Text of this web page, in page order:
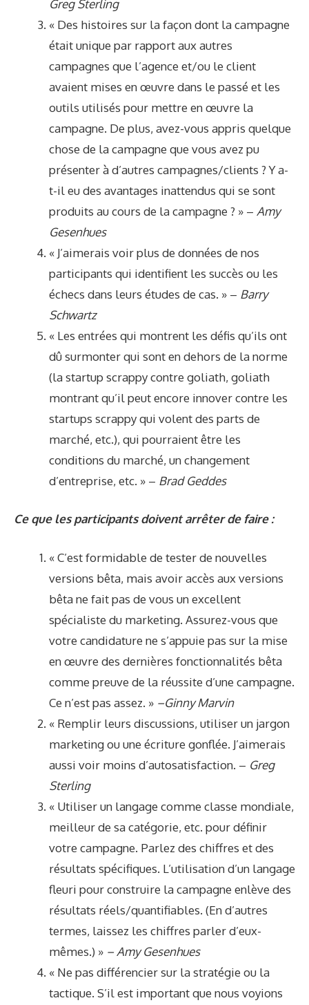
Greg Sterling
« Des histoires sur la façon dont la campagne
était unique par rapport aux autres
campagnes que l’agence et/ou le client
avaient mises en œuvre dans le passé et les
outils utilisés pour mettre en œuvre la
campagne. De plus, avez-vous appris quelque
chose de la campagne que vous avez pu
présenter à d’autres campagnes/clients ? Y a-
t-il eu des avantages inattendus qui se sont
produits au cours de la campagne ? » – Amy
Gesenhues
« J’aimerais voir plus de données de nos
participants qui identifient les succès ou les
échecs dans leurs études de cas. » – Barry
Schwartz
« Les entrées qui montrent les défis qu’ils ont
dû surmonter qui sont en dehors de la norme
(la startup scrappy contre goliath, goliath
montrant qu’il peut encore innover contre les
startups scrappy qui volent des parts de
marché, etc.), qui pourraient être les
conditions du marché, un changement
d’entreprise, etc. » – Brad Geddes
Ce que les participants doivent arrêter de faire :
« C’est formidable de tester de nouvelles
versions bêta, mais avoir accès aux versions
bêta ne fait pas de vous un excellent
spécialiste du marketing. Assurez-vous que
votre candidature ne s’appuie pas sur la mise
en œuvre des dernières fonctionnalités bêta
comme preuve de la réussite d’une campagne.
Ce n’est pas assez. » –Ginny Marvin
« Remplir leurs discussions, utiliser un jargon
marketing ou une écriture gonflée. J’aimerais
aussi voir moins d’autosatisfaction. – Greg
Sterling
« Utiliser un langage comme classe mondiale,
meilleur de sa catégorie, etc. pour définir
votre campagne. Parlez des chiffres et des
résultats spécifiques. L’utilisation d’un langage
fleuri pour construire la campagne enlève des
résultats réels/quantifiables. (En d’autres
termes, laissez les chiffres parler d’eux-
mêmes.) » – Amy Gesenhues
« Ne pas différencier sur la stratégie ou la
tactique. S’il est important que nous voyions